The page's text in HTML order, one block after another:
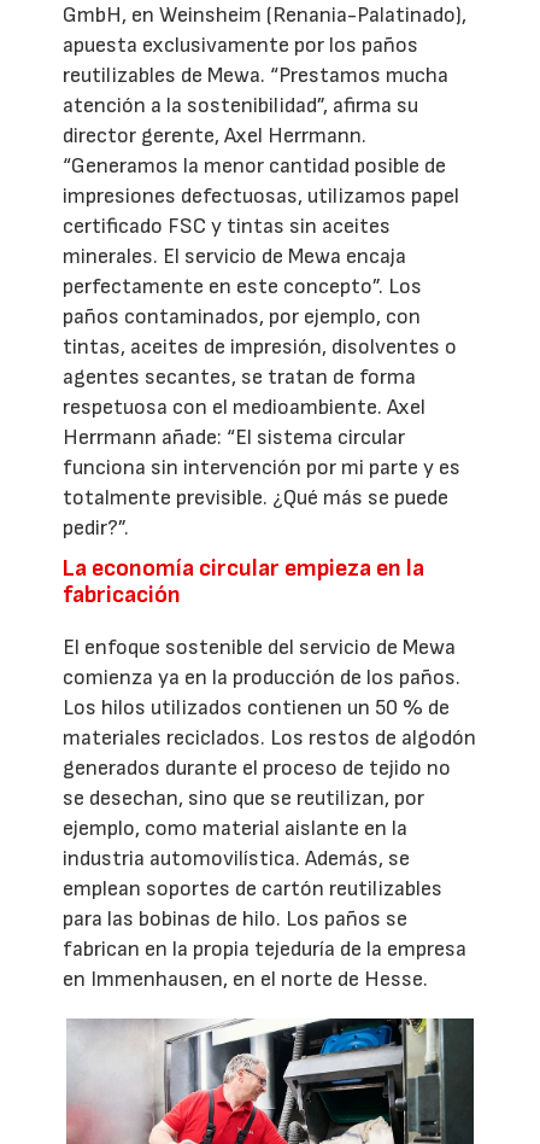
GmbH, en Weinsheim (Renania-Palatinado),
apuesta exclusivamente por los paños
reutilizables de Mewa. “Prestamos mucha
atención a la sostenibilidad”, afirma su
director gerente, Axel Herrmann.
“Generamos la menor cantidad posible de
impresiones defectuosas, utilizamos papel
certificado FSC y tintas sin aceites
minerales. El servicio de Mewa encaja
perfectamente en este concepto”. Los
paños contaminados, por ejemplo, con
tintas, aceites de impresión, disolventes o
agentes secantes, se tratan de forma
respetuosa con el medioambiente. Axel
Herrmann añade: “El sistema circular
funciona sin intervención por mi parte y es
totalmente previsible. ¿Qué más se puede
pedir?”.
La economía circular empieza en la
fabricación
El enfoque sostenible del servicio de Mewa
comienza ya en la producción de los paños.
Los hilos utilizados contienen un 50 % de
materiales reciclados. Los restos de algodón
generados durante el proceso de tejido no
se desechan, sino que se reutilizan, por
ejemplo, como material aislante en la
industria automovilística. Además, se
emplean soportes de cartón reutilizables
para las bobinas de hilo. Los paños se
fabrican en la propia tejeduría de la empresa
en Immenhausen, en el norte de Hesse.